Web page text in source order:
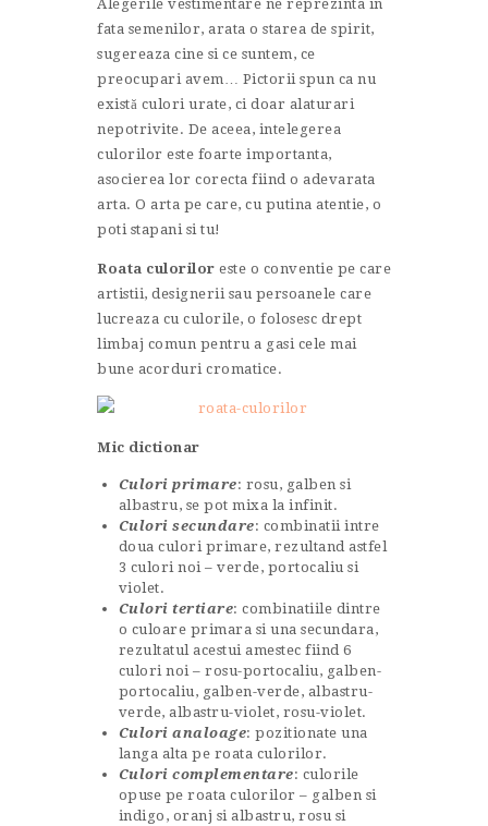
CONTACT
Alegerile vestimentare ne reprezinta in
fata semenilor, arata o starea de spirit,
sugereaza cine si ce suntem, ce
preocupari avem… Pictorii spun ca nu
există culori urate, ci doar alaturari
nepotrivite. De aceea, intelegerea
culorilor este foarte importanta,
asocierea lor corecta fiind o adevarata
arta. O arta pe care, cu putina atentie, o
poti stapani si tu!
Roata culorilor este o conventie pe care
artistii, designerii sau persoanele care
lucreaza cu culorile, o folosesc drept
limbaj comun pentru a gasi cele mai
bune acorduri cromatice.
Mic dictionar
Culori primare: rosu, galben si
albastru, se pot mixa la infinit.
Culori secundare: combinatii intre
doua culori primare, rezultand astfel
3 culori noi – verde, portocaliu si
violet.
Culori tertiare: combinatiile dintre
o culoare primara si una secundara,
rezultatul acestui amestec fiind 6
culori noi – rosu-portocaliu, galben-
portocaliu, galben-verde, albastru-
verde, albastru-violet, rosu-violet.
Culori analoage: pozitionate una
langa alta pe roata culorilor.
Culori complementare: culorile
opuse pe roata culorilor – galben si
indigo, oranj si albastru, rosu si